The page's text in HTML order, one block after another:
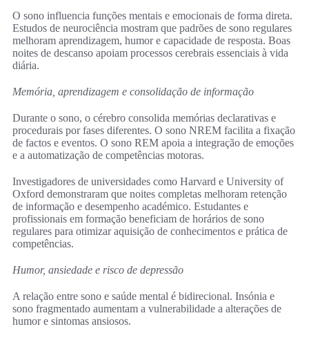
O sono influencia funções mentais e emocionais de forma direta.
Estudos de neurociência mostram que padrões de sono regulares
melhoram aprendizagem, humor e capacidade de resposta. Boas
noites de descanso apoiam processos cerebrais essenciais à vida
diária.
Memória, aprendizagem e consolidação de informação
Durante o sono, o cérebro consolida memórias declarativas e
procedurais por fases diferentes. O sono NREM facilita a fixação
de factos e eventos. O sono REM apoia a integração de emoções
e a automatização de competências motoras.
Investigadores de universidades como Harvard e University of
Oxford demonstraram que noites completas melhoram retenção
de informação e desempenho académico. Estudantes e
profissionais em formação beneficiam de horários de sono
regulares para otimizar aquisição de conhecimentos e prática de
competências.
Humor, ansiedade e risco de depressão
A relação entre sono e saúde mental é bidirecional. Insónia e
sono fragmentado aumentam a vulnerabilidade a alterações de
humor e sintomas ansiosos.